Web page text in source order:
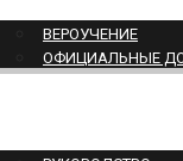
ВЕРОУЧЕНИЕ
ОФИЦИАЛЬНЫЕ